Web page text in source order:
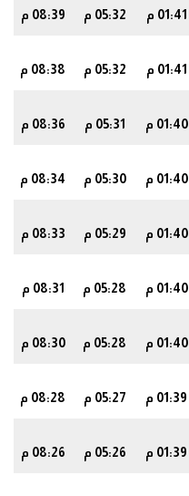
01:41 م 05:32 م 08:39 م
01:41 م 05:32 م 08:38 م
01:40 م 05:31 م 08:36 م
01:40 م 05:30 م 08:34 م
01:40 م 05:29 م 08:33 م
01:40 م 05:28 م 08:31 م
01:40 م 05:28 م 08:30 م
01:39 م 05:27 م 08:28 م
01:39 م 05:26 م 08:26 م